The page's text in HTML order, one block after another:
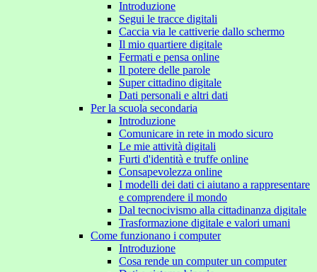
Introduzione
Segui le tracce digitali
Caccia via le cattiverie dallo schermo
Il mio quartiere digitale
Fermati e pensa online
Il potere delle parole
Super cittadino digitale
Dati personali e altri dati
Per la scuola secondaria
Introduzione
Comunicare in rete in modo sicuro
Le mie attività digitali
Furti d'identità e truffe online
Consapevolezza online
I modelli dei dati ci aiutano a rappresentare
e comprendere il mondo
Dal tecnocivismo alla cittadinanza digitale
Trasformazione digitale e valori umani
Come funzionano i computer
Introduzione
Cosa rende un computer un computer